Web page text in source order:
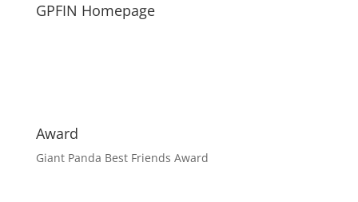
GPFIN Homepage
Award
Giant Panda Best Friends Award